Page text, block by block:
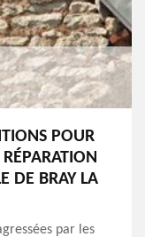
POUR
DE BRAY LA
par les